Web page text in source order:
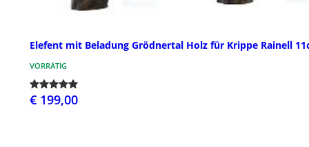
Elefent mit Beladung Grödnertal Holz für Krippe Rainell
VORRÄTIG
€ 199,00